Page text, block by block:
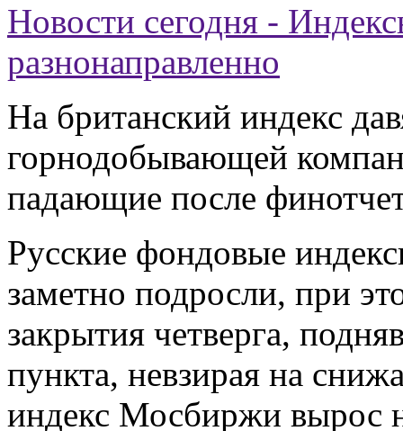
Новости сегодня -
разнонаправленно
На британский индекс
горнодобывающей
падающие после
Русские фондовые
заметно подросли, при
закрытия четверга,
пункта, невзирая на
индекс Мосбиржи вырос